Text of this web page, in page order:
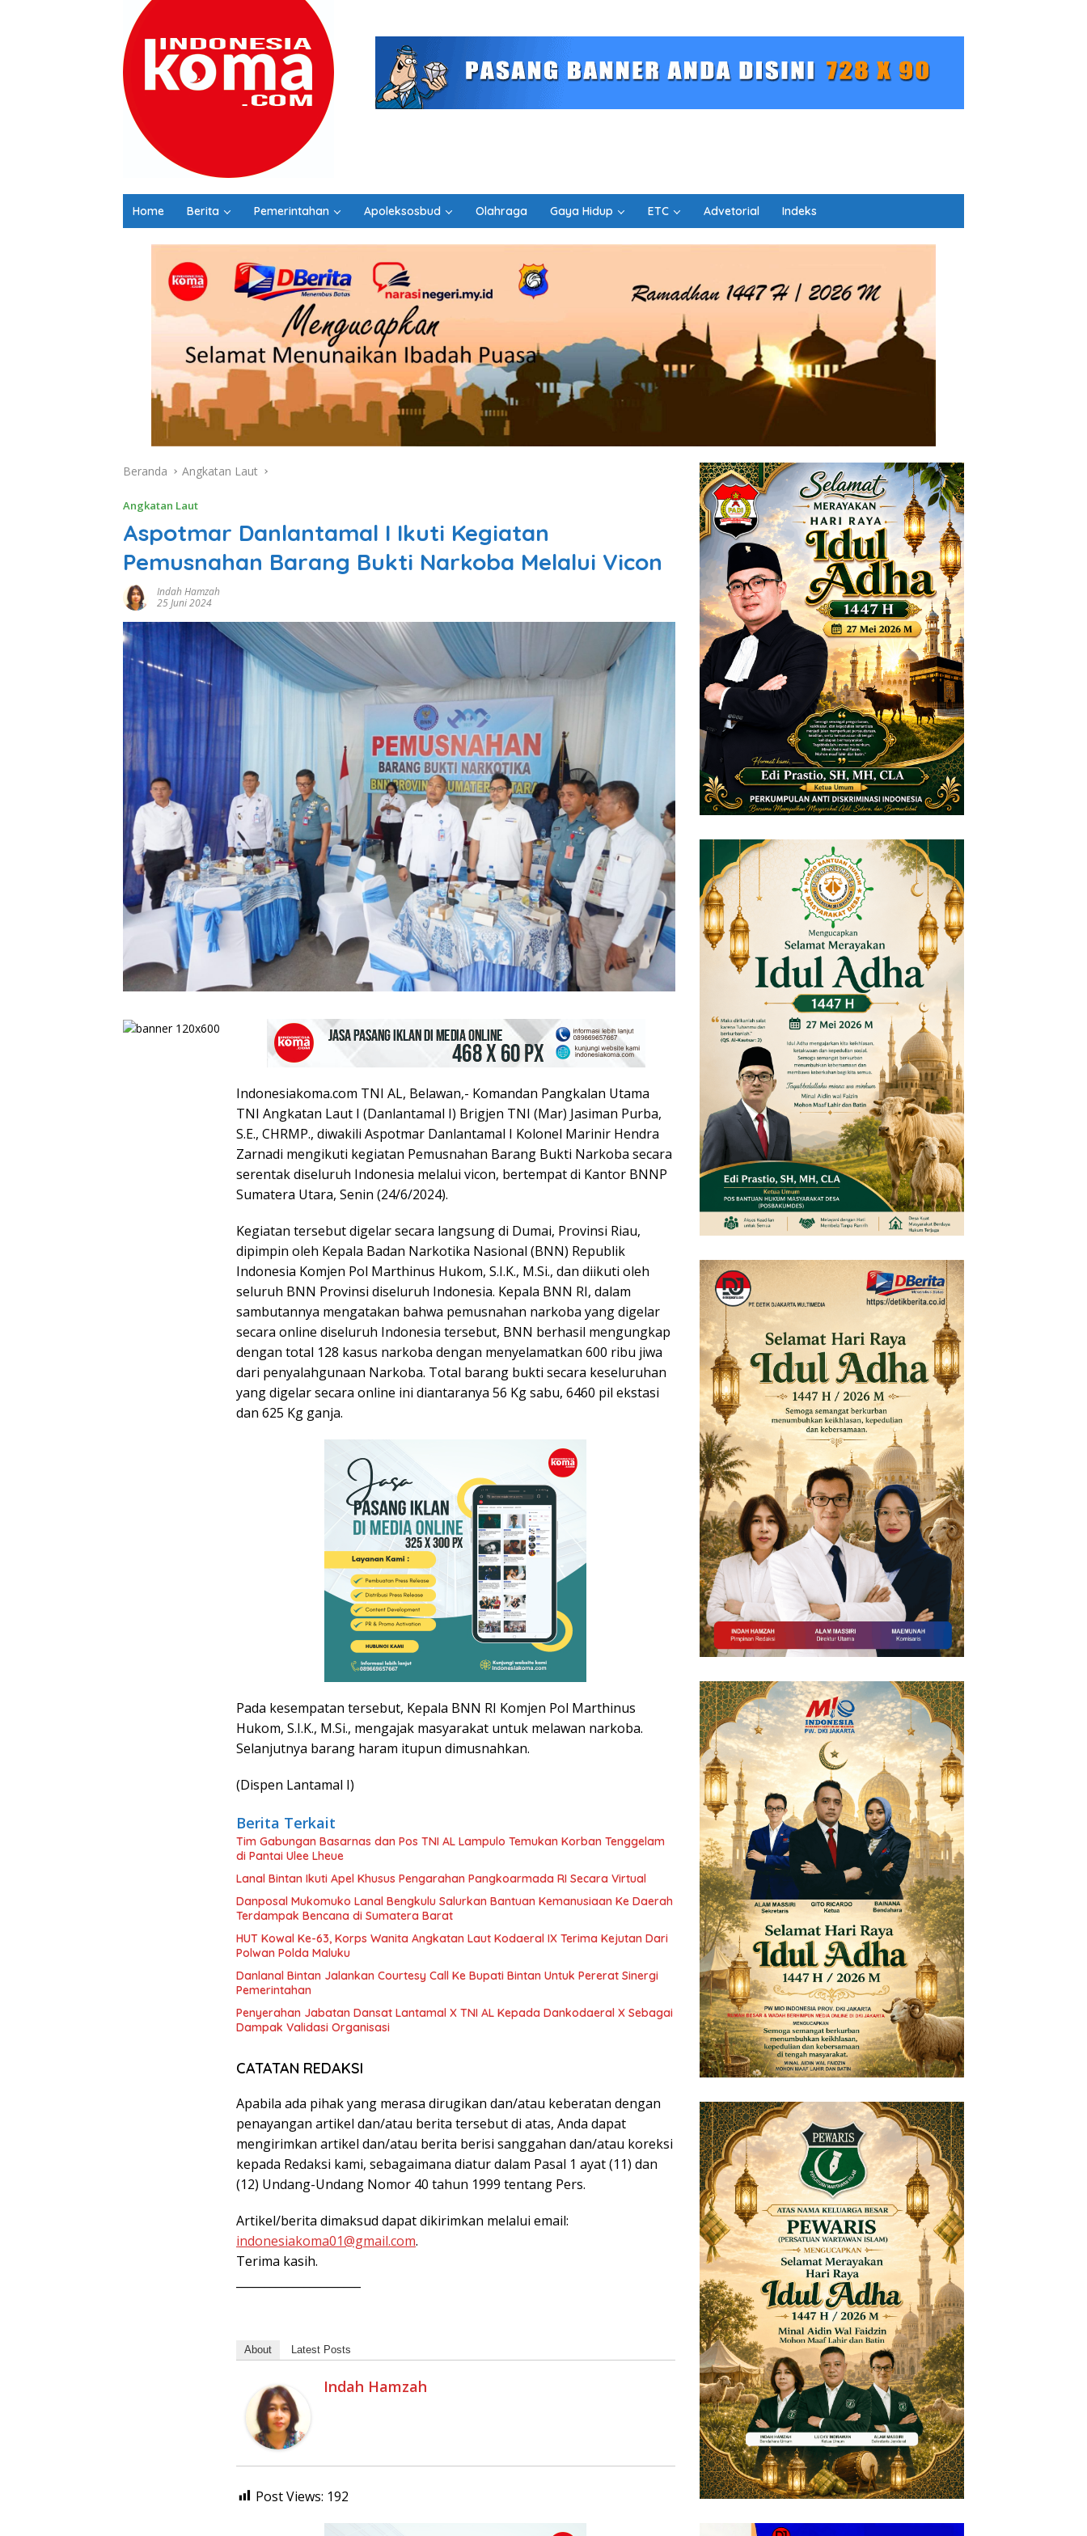
Home Berita Pemerintahan Apoleksosbud Olahraga Gaya Hidup ETC Advetorial Indeks
Beranda Angkatan Laut
Angkatan Laut
Aspotmar Danlantamal I Ikuti Kegiatan
Pemusnahan Barang Bukti Narkoba Melalui Vicon
Indah Hamzah
25 Juni 2024
Indonesiakoma.com TNI AL, Belawan,- Komandan Pangkalan Utama
TNI Angkatan Laut I (Danlantamal I) Brigjen TNI (Mar) Jasiman Purba,
S.E., CHRMP., diwakili Aspotmar Danlantamal I Kolonel Marinir Hendra
Zarnadi mengikuti kegiatan Pemusnahan Barang Bukti Narkoba secara
serentak diseluruh Indonesia melalui vicon, bertempat di Kantor BNNP
Sumatera Utara, Senin (24/6/2024).
Kegiatan tersebut digelar secara langsung di Dumai, Provinsi Riau,
dipimpin oleh Kepala Badan Narkotika Nasional (BNN) Republik
Indonesia Komjen Pol Marthinus Hukom, S.I.K., M.Si., dan diikuti oleh
seluruh BNN Provinsi diseluruh Indonesia. Kepala BNN RI, dalam
sambutannya mengatakan bahwa pemusnahan narkoba yang digelar
secara online diseluruh Indonesia tersebut, BNN berhasil mengungkap
dengan total 128 kasus narkoba dengan menyelamatkan 600 ribu jiwa
dari penyalahgunaan Narkoba. Total barang bukti secara keseluruhan
yang digelar secara online ini diantaranya 56 Kg sabu, 6460 pil ekstasi
dan 625 Kg ganja.
Pada kesempatan tersebut, Kepala BNN RI Komjen Pol Marthinus
Hukom, S.I.K., M.Si., mengajak masyarakat untuk melawan narkoba.
Selanjutnya barang haram itupun dimusnahkan.
(Dispen Lantamal I)
Berita Terkait
Tim Gabungan Basarnas dan Pos TNI AL Lampulo Temukan Korban Tenggelam
di Pantai Ulee Lheue
Lanal Bintan Ikuti Apel Khusus Pengarahan Pangkoarmada RI Secara Virtual
Danposal Mukomuko Lanal Bengkulu Salurkan Bantuan Kemanusiaan Ke Daerah
Terdampak Bencana di Sumatera Barat
HUT Kowal Ke-63, Korps Wanita Angkatan Laut Kodaeral IX Terima Kejutan Dari
Polwan Polda Maluku
Danlanal Bintan Jalankan Courtesy Call Ke Bupati Bintan Untuk Pererat Sinergi
Pemerintahan
Penyerahan Jabatan Dansat Lantamal X TNI AL Kepada Dankodaeral X Sebagai
Dampak Validasi Organisasi
CATATAN REDAKSI
Apabila ada pihak yang merasa dirugikan dan/atau keberatan dengan
penayangan artikel dan/atau berita tersebut di atas, Anda dapat
mengirimkan artikel dan/atau berita berisi sanggahan dan/atau koreksi
kepada Redaksi kami, sebagaimana diatur dalam Pasal 1 ayat (11) dan
(12) Undang-Undang Nomor 40 tahun 1999 tentang Pers.
Artikel/berita dimaksud dapat dikirimkan melalui email:
indonesiakoma01@gmail.com.
Terima kasih.
About Latest Posts
Indah Hamzah
Post Views: 192